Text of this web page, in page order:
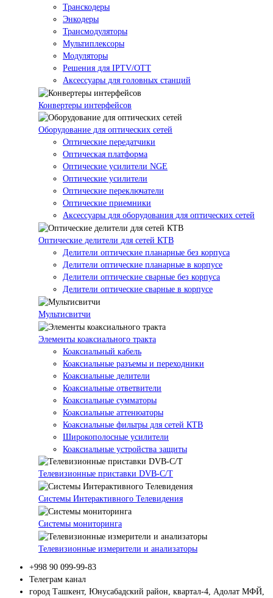
Транскодеры
Энкодеры
Трансмодуляторы
Мультиплексоры
Модуляторы
Решения для IPTV/OTT
Аксессуары для головных станций
Конвертеры интерфейсов
Оборудование для оптических сетей
Оптические передатчики
Оптическая платформа
Оптические усилители NGE
Оптические усилители
Оптические переключатели
Оптические приемники
Аксессуары для оборудования для оптических сетей
Оптические делители для сетей КТВ
Делители оптические планарные без корпуса
Делители оптические планарные в корпусе
Делители оптические сварные без корпуса
Делители оптические сварные в корпусе
Мультисвитчи
Элементы коаксиального тракта
Коаксиальный кабель
Коаксиальные разъемы и переходники
Коаксиальные делители
Коаксиальные ответвители
Коаксиальные сумматоры
Коаксиальные аттенюаторы
Коаксиальные фильтры для сетей КТВ
Широкополосные усилители
Коаксиальные устройства защиты
Телевизионные приставки DVB-C/T
Системы Интерактивного Телевидения
Системы мониторинга
Телевизионные измерители и анализаторы
+998 90 099-99-83
Телеграм канал
город Ташкент, Юнусабадский район, квартал-4, Адолат МФЙ,